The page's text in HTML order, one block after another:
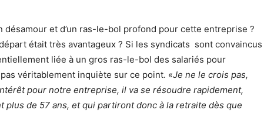
désamour et d’un ras-le-bol profond pour cette entreprise ?
était très avantageux ? Si les syndicats sont convaincus
liée à un gros ras-le-bol des salariés pour
véritablement inquiète sur ce point. «Je ne le crois pas,
pour notre entreprise, il va se résoudre rapidement,
plus de 57 ans, et qui partiront donc à la retraite dès que